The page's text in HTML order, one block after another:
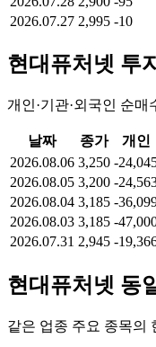
2026.07.27 2,995 -10
현대퓨처넷 투
개인·기관·외국인 순
날짜 종가 개인
2026.08.06 3,250 -
2026.08.05 3,200 -
2026.08.04 3,185 -
2026.08.03 3,185 -
2026.07.31 2,945 -
현대퓨처넷 동
같은 업종 주요 종목의